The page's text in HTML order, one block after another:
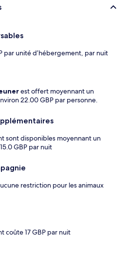
par unité d’hébergement, par nuit
est offert moyennant un
22.00 GBP par personne.
sont disponibles moyennant un
GBP par nuit
restriction pour les animaux
coûte 17 GBP par nuit